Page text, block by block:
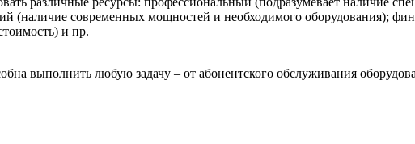
(наличие современных мощностей и необходимого оборудования);
и пр.
выполнить любую задачу – от абонентского обслуживания